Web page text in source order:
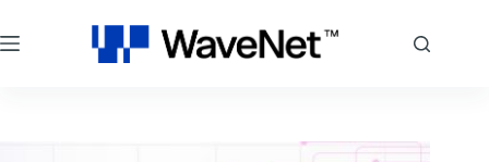
至
主